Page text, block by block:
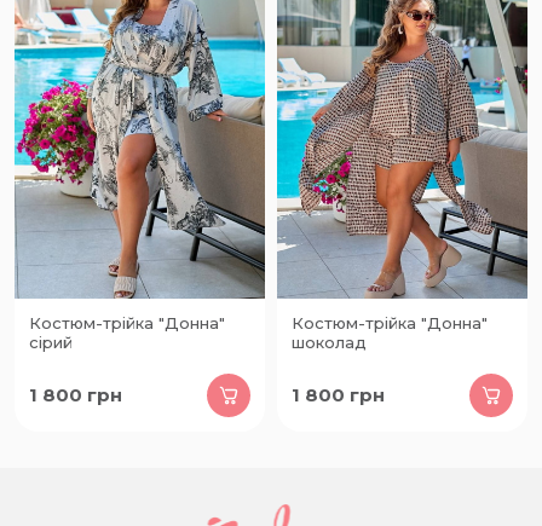
Костюм-трійка "Донна"
сірий
1 800 грн
Костюм-трійка "Донна"
шоколад
1 800 грн